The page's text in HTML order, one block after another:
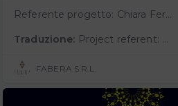
Referente progetto: Chiara Ferri, CEO & co-founder di Fàbera | Gioielli Etici d’AutoreCall di Connext “Pianeta Sostenibile”.Elevator Pitch: https://youtu.be/wfFNm8X1TAw Fàbera | Gioielli Etici d’Autore presenta un mo…
Traduzione: Project referent: Chiara Ferri, CEO & co-founder of Fàbera | Ethical Jewels by AuthorCall for Connext "Sustainable Planet.Elevator Pitch: https://youtu.be/wfFNm8X1TAw Fàbera | Gioielli Etici d'Autore presents a new business …
FABERA S.R.L.